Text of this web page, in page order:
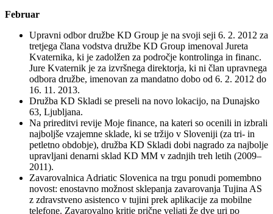
Februar
Upravni odbor družbe KD Group je na svoji seji 6. 2. 2012 za
tretjega člana vodstva družbe KD Group imenoval Jureta
Kvaternika, ki je zadolžen za področje kontrolinga in financ.
Jure Kvaternik je za izvršnega direktorja, ki ni član upravnega
odbora družbe, imenovan za mandatno dobo od 6. 2. 2012 do
16. 11. 2013.
Družba KD Skladi se preseli na novo lokacijo, na Dunajsko
63, Ljubljana.
Na prireditvi revije Moje finance, na kateri so ocenili in izbrali
najboljše vzajemne sklade, ki se tržijo v Sloveniji (za tri- in
petletno obdobje), družba KD Skladi dobi nagrado za najbolje
upravljani denarni sklad KD MM v zadnjih treh letih (2009–
2011).
Zavarovalnica Adriatic Slovenica na trgu ponudi pomembno
novost: enostavno možnost sklepanja zavarovanja Tujina AS
z zdravstveno asistenco v tujini prek aplikacije za mobilne
telefone. Zavarovalno kritje prične veljati že dve uri po